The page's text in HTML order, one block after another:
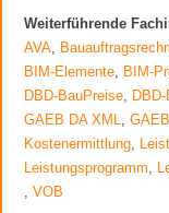
Weiterführende
AVA,
BIM-Elemente, BIM-
DBD-BauPreise,
GAEB DA XML,
Kostenermittlung,
Leistungsprogramm,
, VOB